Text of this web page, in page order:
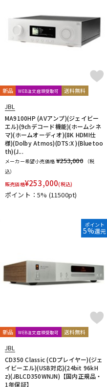
中古
Ehrlund Microphone
Electro
elysia
Empirical Labs
EVE Audio
Eventide
G_2Systems GATOR
Groove Tubes
HEDD
HEiL SOUND
HUMPBACK ENGINEERING
Ikebe Original
infist Design
JBL
JohnBlue Audio JVC
KAKASHI Professional Stands
KLH Audio
KORG
KSdigital
KVOX
LEWITT
Mojave Audio
Monkey Banana
Morton Microphone Systems
Palmer PEAVEY Peluso
Pioneer DJ
Placid Audio
PRIMACOUSTIC
Protection Racket
Purple audio
QUIK LOK
reloop
新品 WEB注文店頭受取可 送料無料
JBL
MA9100HP (AVアンプ)(ジェイビー
エル)(9chデコード機能)(ホームシネ
マ)(ホームオーディオ)(8K HDMI仕
様)(Dolby Atmos)(DTS:X )(Bluetoo
th)(J...
メーカー希望小売価格 ¥253,000
（税
込）
販売価格¥253,000(税込)
ポイント：5% (11500pt)
ポイント
5%還元
新品 WEB注文店頭受取可 送料無料
JBL
CD350 Classic (CDプレイヤー)(ジェ
イビーエル)(USB対応)(24bit 96kH
z)(JBLCD350WNJN)【国内正規品・
1年保証】